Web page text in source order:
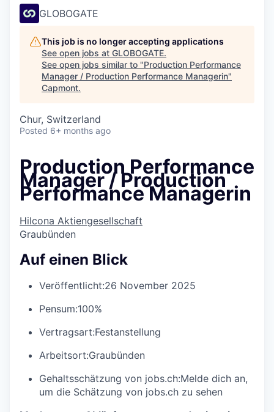
GLOBOGATE
This job is no longer accepting applications
See open jobs at GLOBOGATE.
See open jobs similar to "Production Performance
Manager / Production Performance Managerin"
Capmont.
Chur, Switzerland
Posted 6+ months ago
Production Performance
Manager / Production
Performance Managerin
Hilcona Aktiengesellschaft
Graubünden
Auf einen Blick
Veröffentlicht:26 November 2025
Pensum:100%
Vertragsart:Festanstellung
Arbeitsort:Graubünden
Gehaltsschätzung von jobs.ch:Melde dich an,
um die Schätzung von jobs.ch zu sehen